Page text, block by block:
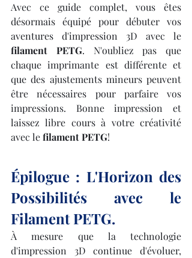
Avec ce guide complet, vous êtes
désormais équipé pour débuter vos
filament PETG. N'oubliez pas que
chaque imprimante est différente et
que des ajustements mineurs peuvent
être nécessaires pour parfaire vos
impressions. Bonne impression et
laissez libre cours à votre créativité
avec le filament PETG!
Épilogue : L'Horizon des
Possibilités avec le
Filament PETG.
À mesure que la technologie
d'impression 3D continue d'évoluer,